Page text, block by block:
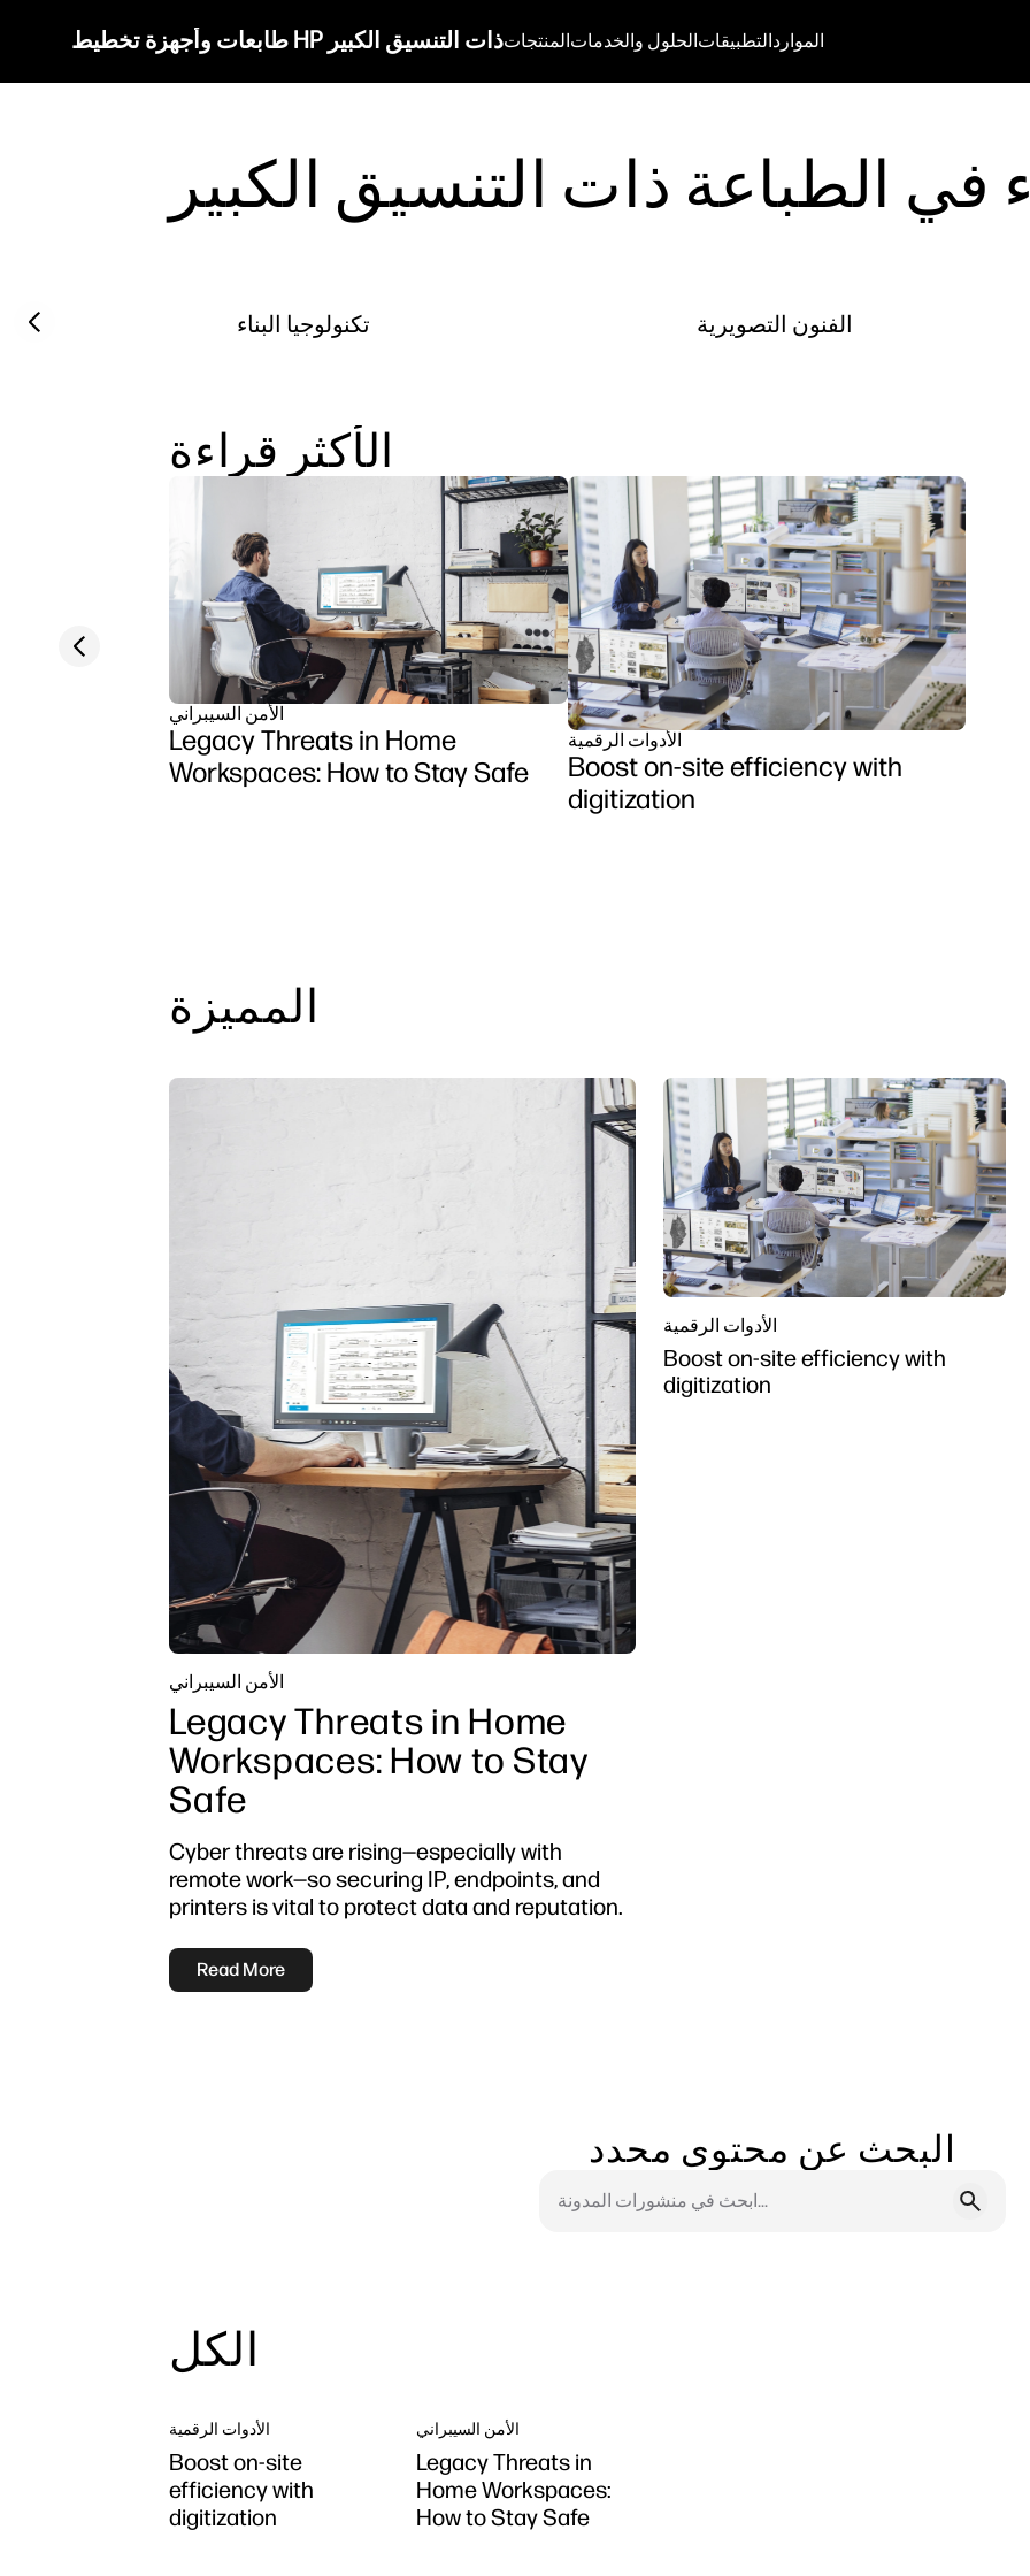
طابعات وأجهزة تخطيط HP ذات التنسيق الكبيرالمنتجاتالحلول والخدماتالتطبيقاتالموارد
في الطباعة ذات التنسيق الكبير
تكنولوجيا البناء الفنون التصويرية Previous slide
الأكثر قراءة
الأمن السيبراني
Legacy Threats in Home
Workspaces: How to Stay Safe
الأدوات الرقمية
Boost on-site efficiency with
digitization
Previous slide
المميزة
الأمن السيبراني
Legacy Threats in Home
Workspaces: How to Stay
Safe
Cyber threats are rising—especially with
remote work—so securing IP, endpoints, and
printers is vital to protect data and reputation.
Read More
الأدوات الرقمية
Boost on-site efficiency with
digitization
البحث عن محتوى محدد
الكل
الأدوات الرقمية
Boost on-site
efficiency with
digitization
الأمن السيبراني
Legacy Threats in
Home Workspaces:
How to Stay Safe